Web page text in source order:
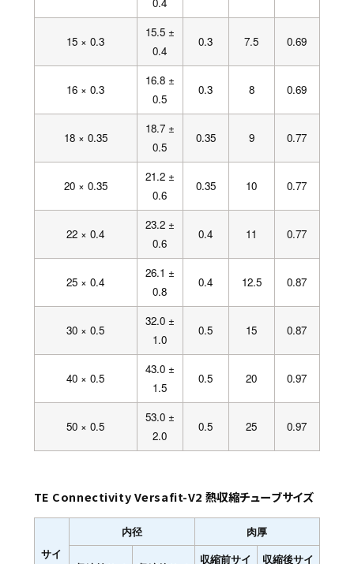
15 × 0.3
15.5 ±
0.4
0.3 7.5 0.69
16 × 0.3
16.8 ±
0.5
0.3 8 0.69
18 × 0.35
18.7 ±
0.5
0.35 9 0.77
20 × 0.35
21.2 ±
0.6
0.35 10 0.77
22 × 0.4
23.2 ±
0.6
0.4 11 0.77
25 × 0.4
26.1 ±
0.8
0.4 12.5 0.87
30 × 0.5
32.0 ±
1.0
0.5 15 0.87
40 × 0.5
43.0 ±
1.5
0.5 20 0.97
50 × 0.5
53.0 ±
2.0
0.5 25 0.97
TE Connectivity Versafit-V2 熱収縮チューブサイズ
サイ
内径 肉厚
収縮前サイ
収縮後サイ